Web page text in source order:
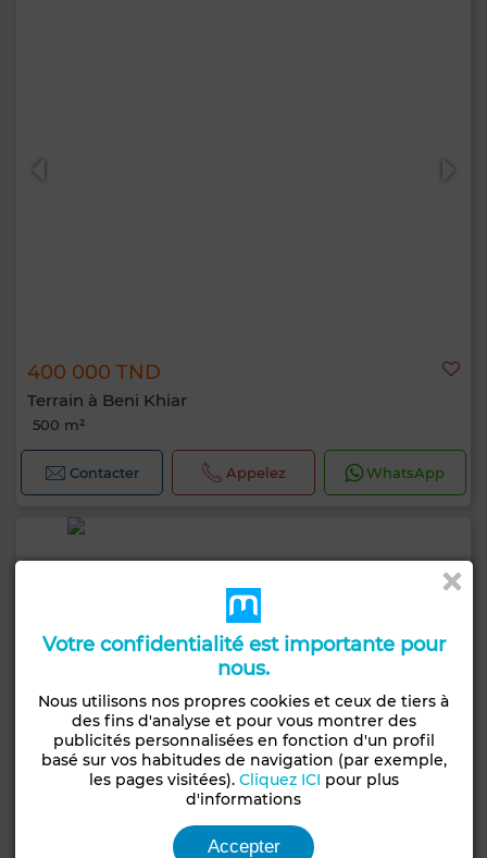
400 000 TND
Terrain à Beni Khiar
500 m²
Contacter Appelez WhatsApp
Votre confidentialité est importante pour
nous.
Nous utilisons nos propres cookies et ceux de tiers à
des fins d'analyse et pour vous montrer des
publicités personnalisées en fonction d'un profil
basé sur vos habitudes de navigation (par exemple,
les pages visitées). Cliquez ICI pour plus
d'informations
Accepter